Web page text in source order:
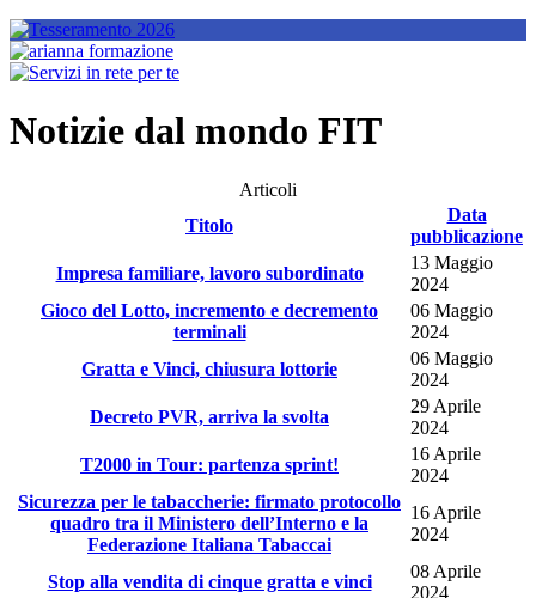
Notizie dal mondo FIT
Articoli
Titolo
Data
pubblicazione
Impresa familiare, lavoro subordinato
13 Maggio
2024
Gioco del Lotto, incremento e decremento
terminali
06 Maggio
2024
Gratta e Vinci, chiusura lottorie
06 Maggio
2024
Decreto PVR, arriva la svolta
29 Aprile
2024
T2000 in Tour: partenza sprint!
16 Aprile
2024
Sicurezza per le tabaccherie: firmato protocollo
quadro tra il Ministero dell’Interno e la
Federazione Italiana Tabaccai
16 Aprile
2024
Stop alla vendita di cinque gratta e vinci
08 Aprile
2024